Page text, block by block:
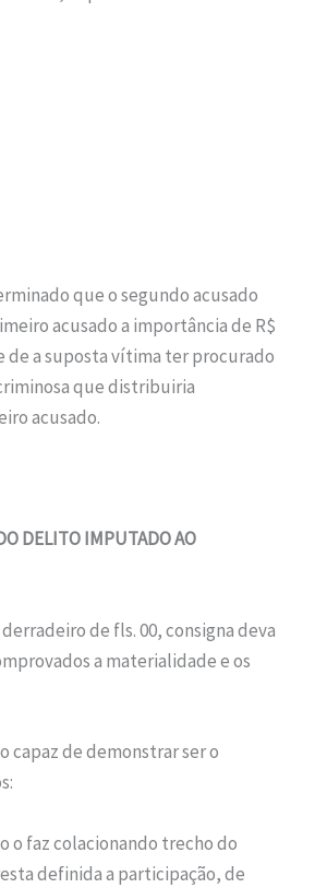
que o segundo acusado
acusado a importância de R$
de a suposta vítima ter procurado
que distribuiria
acusado.
DELITO IMPUTADO AO
de fls. 00, consigna deva
a materialidade e os
capaz de demonstrar ser o
o faz colacionando trecho do
definida a participação, de